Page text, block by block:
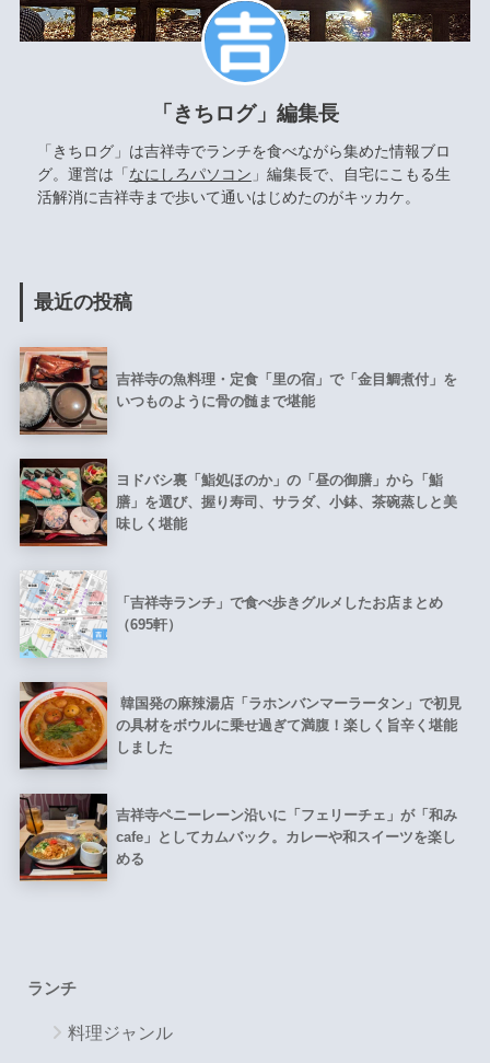
「きちログ」編集長
「きちログ」は吉祥寺でランチを食べながら集めた情報ブロ
グ。運営は「 なにしろパソコン 」編集長で、自宅にこもる生
活解消に吉祥寺まで歩いて通いはじめたのがキッカケ。
最近の投稿
吉祥寺の魚料理・定食「里の宿」で「金目鯛煮付」を
いつものように骨の髄まで堪能
ヨドバシ裏「鮨処ほのか」の「昼の御膳」から「鮨
膳」を選び、握り寿司、サラダ、小鉢、茶碗蒸しと美
味しく堪能
「吉祥寺ランチ」で食べ歩きグルメしたお店まとめ
（695軒）
韓国発の麻辣湯店「ラホンバンマーラータン」で初見
の具材をボウルに乗せ過ぎて満腹！楽しく旨辛く堪能
しました
吉祥寺ペニーレーン沿いに「フェリーチェ」が「和み
cafe」としてカムバック。カレーや和スイーツを楽し
める
ランチ
料理ジャンル